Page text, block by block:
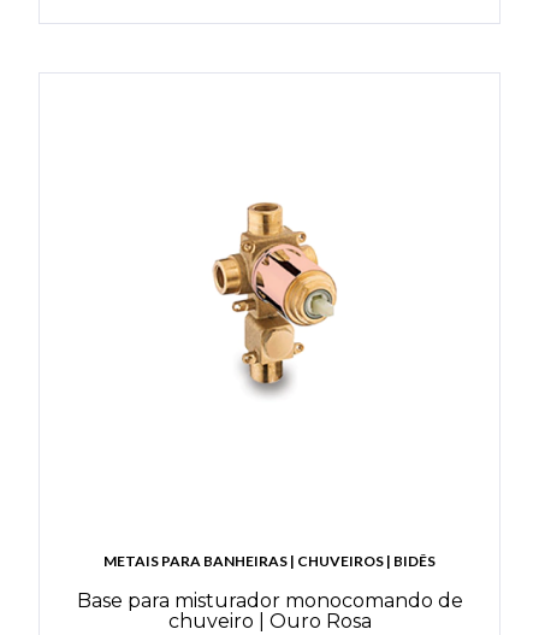
METAIS PARA BANHEIRAS | CHUVEIROS | BIDÊS
Base para misturador monocomando de
chuveiro | Ouro Rosa